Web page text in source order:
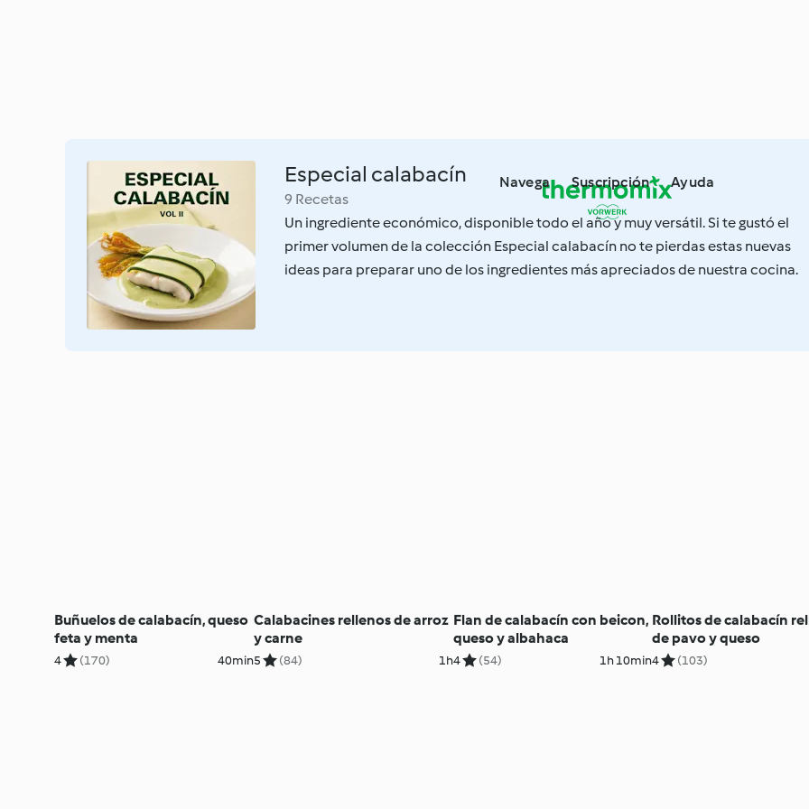
Navega Suscripción Ayuda
Especial calabacín
9 Recetas
Un ingrediente económico, disponible todo el año y muy versátil. Si te gustó el
primer volumen de la colección Especial calabacín no te pierdas estas nuevas
ideas para preparar uno de los ingredientes más apreciados de nuestra cocina.
Buñuelos de calabacín, queso
feta y menta
4 (170) 40min
Calabacines rellenos de arroz
y carne
5 (84) 1h
Flan de calabacín con beicon,
queso y albahaca
4 (54) 1h 10min
Rollitos de calabacín
de pavo y queso
4 (103)